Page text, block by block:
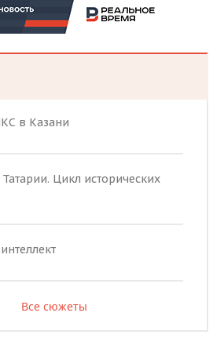
в Казани
Цикл исторических
Все сюжеты